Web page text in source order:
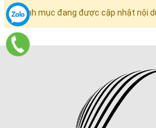
Danh mục đang được cập nhật nội